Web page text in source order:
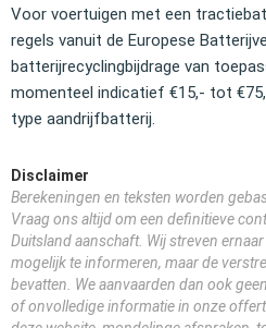
Voor voertuigen met een
regels vanuit de Europese
batterijrecyclingbijdrage van
momenteel indicatief €15,- tot
type aandrijfbatterij.
Disclaimer
Berekeningen en teksten worden
Vraag ons altijd om een definitieve
Duitsland aanschaft. Wij streven
mogelijk te informeren, maar de
bevatten. We aanvaarden dan ook
of onvolledige informatie in onze